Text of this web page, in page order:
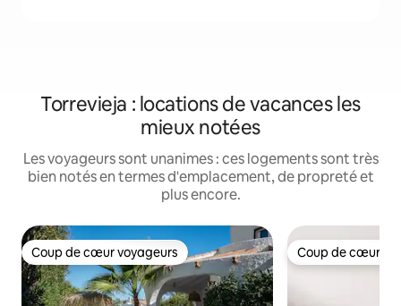
Torrevieja : locations de vacances les
mieux notées
Les voyageurs sont unanimes : ces logements sont très
bien notés en termes d'emplacement, de propreté et
plus encore.
Coup de cœur voyageurs
Coup de cœur voyageurs Coup de cœur
Coup de cœur